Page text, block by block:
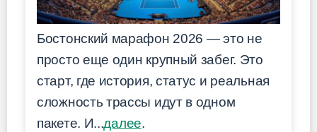
Бостонский марафон 2026 — это не
просто еще один крупный забег. Это
старт, где история, статус и реальная
сложность трассы идут в одном
пакете. И...далее.